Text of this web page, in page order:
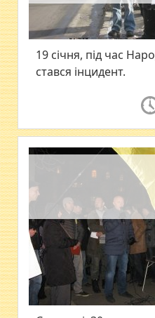
19 січня, під час
стався інцидент.